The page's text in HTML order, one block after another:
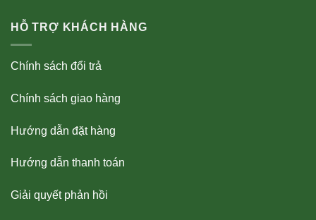
HỖ TRỢ KHÁCH HÀNG
Chính sách đổi trả
Chính sách giao hàng
Hướng dẫn đặt hàng
Hướng dẫn thanh toán
Giải quyết phản hồi